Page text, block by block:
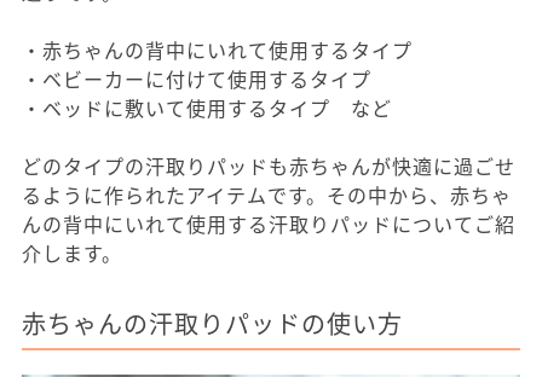
・赤ちゃんの背中にいれて使用するタイプ
・ベビーカーに付けて使用するタイプ
・ベッドに敷いて使用するタイプ など
どのタイプの汗取りパッドも赤ちゃんが快適に過ごせ
るように作られたアイテムです。その中から、赤ちゃ
んの背中にいれて使用する汗取りパッドについてご紹
介します。
赤ちゃんの汗取りパッドの使い方